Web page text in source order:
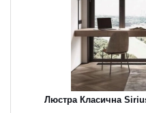
Люстра Класична